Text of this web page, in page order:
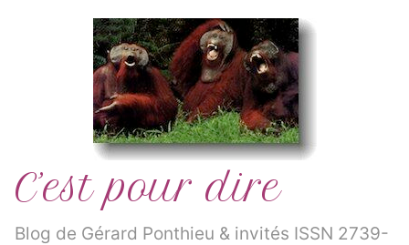
C’est pour dire
Blog de Gérard Ponthieu & invités ISSN 2739-